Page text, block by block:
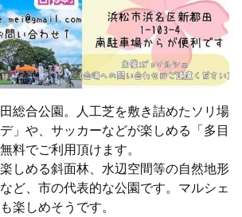
総合公園。人工芝を敷き詰めたソリ場
」や、サッカーなどが楽しめる「多目
料でご利用頂けます。
しめる斜面林、水辺空間等の自然地形
ど、市の代表的な公園です。マルシェ
楽しめそうです。